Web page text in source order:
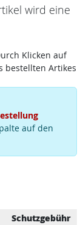
wird eine
Klicken auf
bestellten Artikes
auf den
Schutzgebühr